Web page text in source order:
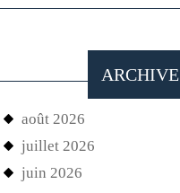
ARCHIVE
août 2026
juillet 2026
juin 2026